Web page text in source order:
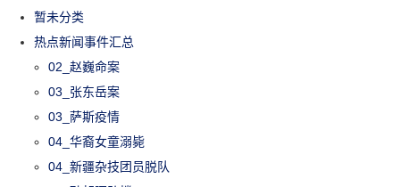
暂未分类
热点新闻事件汇总
02_赵巍命案
03_张东岳案
03_萨斯疫情
04_华裔女童溺毙
04_新疆杂技团员脱队